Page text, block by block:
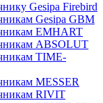
Gesipa Firebird
Gesipa GBM
EMHART
ABSOLUT
TIME-
MESSER
RIVIT